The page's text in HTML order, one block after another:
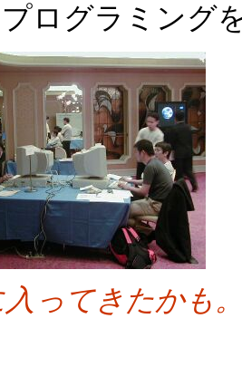
ログラミング
ってきたかも